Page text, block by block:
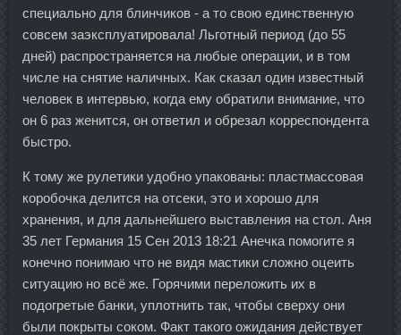
специально для блинчиков - а то свою единственную
совсем заэксплуатировала! Льготный период (до 55
дней) распространяется на любые операции, и в том
числе на снятие наличных. Как сказал один известный
человек в интервью, когда ему обратили внимание, что
он 6 раз женится, он ответил и обрезал корреспондента
быстро.
К тому же рулетики удобно упакованы: пластмассовая
коробочка делится на отсеки, это и хорошо для
хранения, и для дальнейшего выставления на стол. Аня
35 лет Германия 15 Сен 2013 18:21 Анечка помогите я
конечно понимаю что не видя мастики сложно оцеить
ситуацию но всё же. Горячими переложить их в
подогретые банки, уплотнить так, чтобы сверху они
были покрыты соком. Факт такого ожидания действует